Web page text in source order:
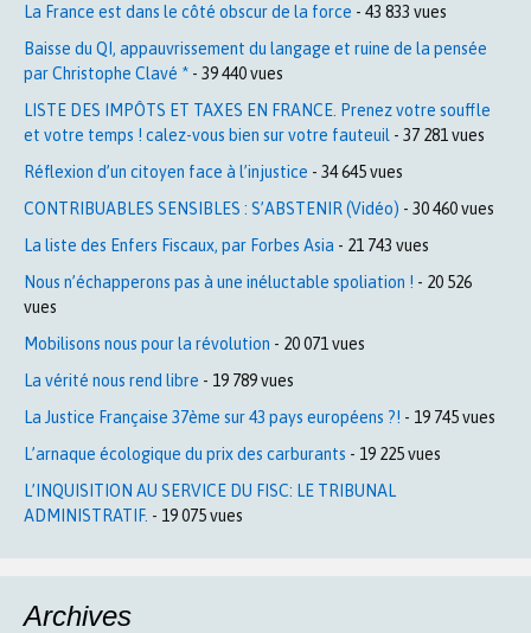
La France est dans le côté obscur de la force - 43 833 vues
Baisse du QI, appauvrissement du langage et ruine de la pensée
par Christophe Clavé * - 39 440 vues
LISTE DES IMPÔTS ET TAXES EN FRANCE. Prenez votre souffle
et votre temps ! calez-vous bien sur votre fauteuil - 37 281 vues
Réflexion d’un citoyen face à l’injustice - 34 645 vues
CONTRIBUABLES SENSIBLES : S’ABSTENIR (Vidéo) - 30 460 vues
La liste des Enfers Fiscaux, par Forbes Asia - 21 743 vues
Nous n’échapperons pas à une inéluctable spoliation ! - 20 526
vues
Mobilisons nous pour la révolution - 20 071 vues
La vérité nous rend libre - 19 789 vues
La Justice Française 37ème sur 43 pays européens ?! - 19 745 vues
L’arnaque écologique du prix des carburants - 19 225 vues
L’INQUISITION AU SERVICE DU FISC: LE TRIBUNAL
ADMINISTRATIF. - 19 075 vues
Archives